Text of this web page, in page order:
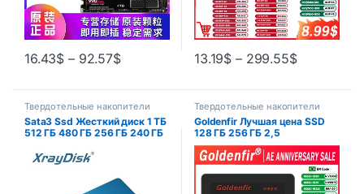
16.43$ – 92.57$ 13.19$ – 299.55$
Твердотельные накопители
(SSD)
Sata3 Ssd Жесткий диск 1 ТБ
512 ГБ 480 ГБ 256 ГБ 240 ГБ
Твердотельный накопитель
Внутренний для ноутбука
Твердотельные накопители
(SSD)
Goldenfir Лучшая цена SSD
128 ГБ 256 ГБ 2,5
Твердотельный накопитель
SSD 512 ГБ 720 ГБ 1 ТБ 2,5
жесткий диск